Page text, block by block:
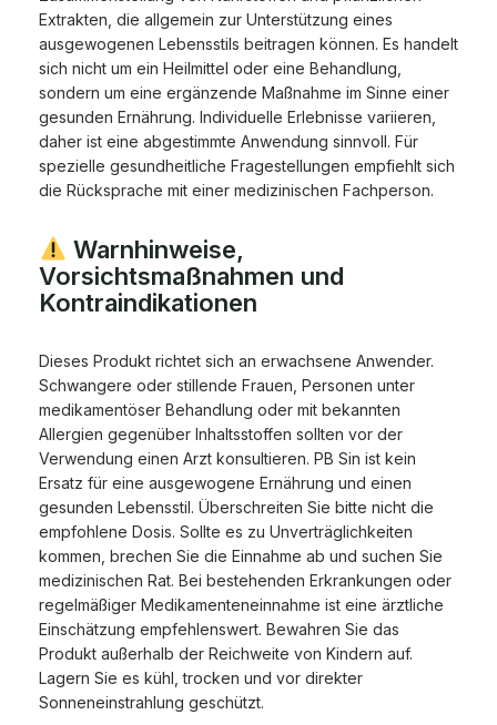
Extrakten, die allgemein zur Unterstützung eines
ausgewogenen Lebensstils beitragen können. Es handelt
sich nicht um ein Heilmittel oder eine Behandlung,
sondern um eine ergänzende Maßnahme im Sinne einer
gesunden Ernährung. Individuelle Erlebnisse variieren,
daher ist eine abgestimmte Anwendung sinnvoll. Für
spezielle gesundheitliche Fragestellungen empfiehlt sich
die Rücksprache mit einer medizinischen Fachperson.
Warnhinweise,
Vorsichtsmaßnahmen und
Kontraindikationen
Dieses Produkt richtet sich an erwachsene Anwender.
Schwangere oder stillende Frauen, Personen unter
medikamentöser Behandlung oder mit bekannten
Allergien gegenüber Inhaltsstoffen sollten vor der
Verwendung einen Arzt konsultieren. PB Sin ist kein
Ersatz für eine ausgewogene Ernährung und einen
gesunden Lebensstil. Überschreiten Sie bitte nicht die
empfohlene Dosis. Sollte es zu Unverträglichkeiten
kommen, brechen Sie die Einnahme ab und suchen Sie
medizinischen Rat. Bei bestehenden Erkrankungen oder
regelmäßiger Medikamenteneinnahme ist eine ärztliche
Einschätzung empfehlenswert. Bewahren Sie das
Produkt außerhalb der Reichweite von Kindern auf.
Lagern Sie es kühl, trocken und vor direkter
Sonneneinstrahlung geschützt.